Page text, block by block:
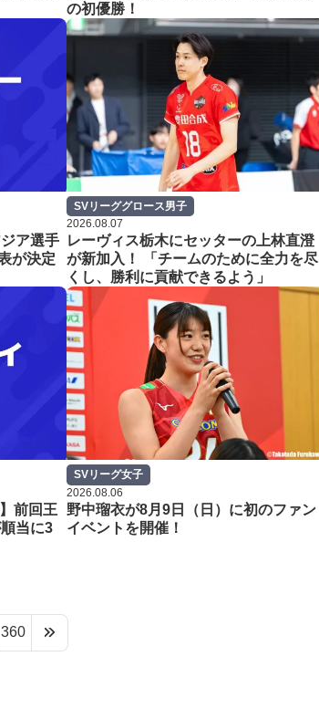
の初優勝！
ア選手
が決定
SVリーググロース男子
2026.08.07
レーヴィス栃木にセッターの上林直澄
が新加入！ 「チームのために全力を尽
くし、勝利に貢献できるよう」
前回王
当に3
SVリーグ女子
2026.08.06
野中瑠衣が8月9日（日）に初のファン
イベントを開催！
360